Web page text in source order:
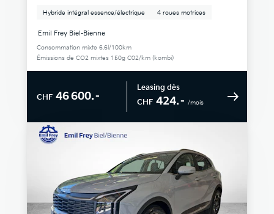
Hybride intégral essence/électrique 4 roues motrices
Emil Frey Biel-Bienne
Consommation mixte 6.6l/100km
Émissions de CO2 mixtes 150g C02/km (kombi)
CHF 46 600.–
Leasing dès
CHF 424.– /mois